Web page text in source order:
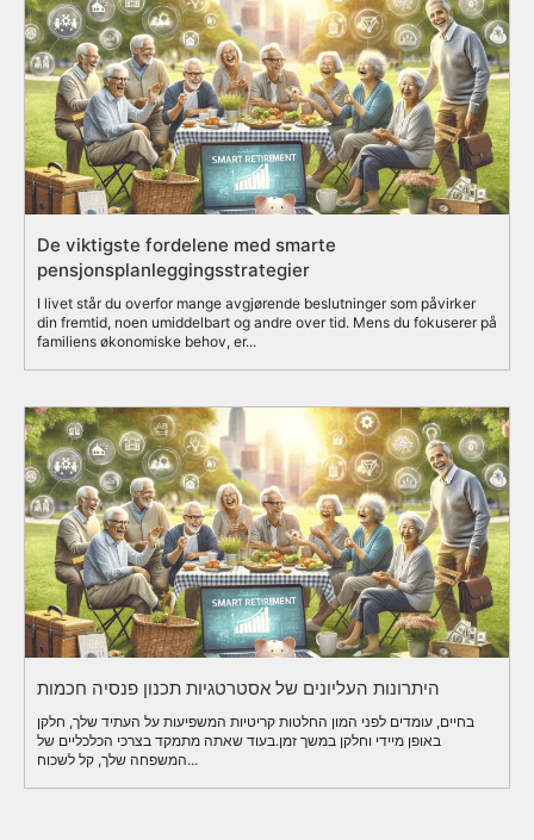
De viktigste fordelene med smarte
pensjonsplanleggingsstrategier
I livet står du overfor mange avgjørende beslutninger som påvirker
din fremtid, noen umiddelbart og andre over tid. Mens du fokuserer på
familiens økonomiske behov, er...
היתרונות העליונים של אסטרטגיות תכנון פנסיה חכמות
בחיים, עומדים לפני המון החלטות קריטיות המשפיעות על העתיד שלך, חלקן
באופן מיידי וחלקן במשך זמן.בעוד שאתה מתמקד בצרכי הכלכליים של
המשפחה שלך, קל לשכוח...